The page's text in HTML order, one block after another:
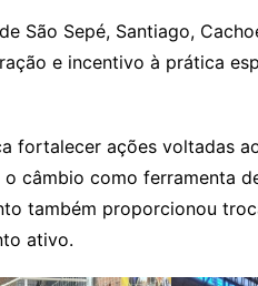
São Sepé, Santiago,
e incentivo à prática
fortalecer ações voltadas
câmbio como ferramenta
também proporcionou
ativo.